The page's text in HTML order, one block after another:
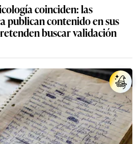
coinciden: las
publican contenido en sus
buscar validación